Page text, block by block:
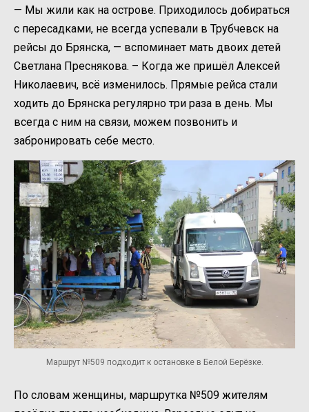
— Мы жили как на острове. Приходилось добираться
с пересадками, не всегда успевали в Трубчевск на
рейсы до Брянска, — вспоминает мать двоих детей
Светлана Преснякова. – Когда же пришёл Алексей
Николаевич, всё изменилось. Прямые рейса стали
ходить до Брянска регулярно три раза в день. Мы
всегда с ним на связи, можем позвонить и
забронировать себе место.
Маршрут №509 подходит к остановке в Белой Берёзке.
По словам женщины, маршрутка №509 жителям